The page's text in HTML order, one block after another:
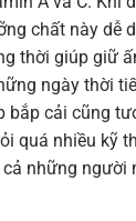
chất này dễ
thời giúp giữ
ngày thời
bắp cải cũng
quá nhiều kỹ
cả những người